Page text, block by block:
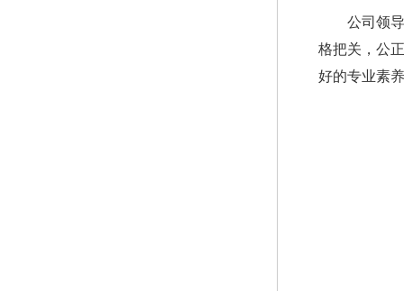
公司领
格把关，公
好的专业素